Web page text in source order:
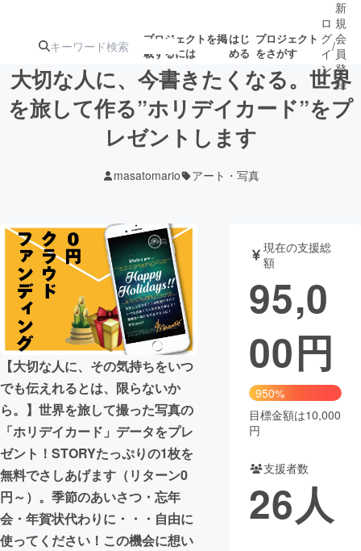
プロジェクトを掲
載するには
はじ
める
プロジェクト
をさがす
注目のリ 注目の新着プロ 募集終了が近いプ
ロジェクト
テクノロジー・ガジェット
映像・映画 書籍・雑誌
ビジネス・起業 チャレンジ
まちづくり・地域活性化
CAMPFIRE for Social Good
CAMPFIRE Creation
CAMPFIREふるさと納税 machi-ya コミュニティ
ロ
グ
イ
ン
/
新
規
会
員
登
録
大切な人に、今書きたくなる。世界
を旅して作る”ホリデイカード”をプ
レゼントします
masatomario アート・写真
【大切な人に、その気持ちをいつ
でも伝えれるとは、限らないか
ら。】世界を旅して撮った写真の
「ホリデイカード」データをプレ
ゼント！STORYたっぷりの1枚を
無料でさしあげます（リターン0
円～）。季節のあいさつ・忘年
会・年賀状代わりに・・・自由に
使ってください！この機会に想い
現在の支援総
額
95,0
00円
950%
目標金額は10,000
円
支援者数
26人